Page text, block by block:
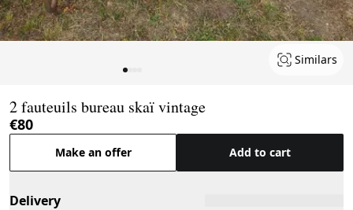
Similars
2 fauteuils bureau skaï vintage
€80
Make an offer Add to cart
Delivery